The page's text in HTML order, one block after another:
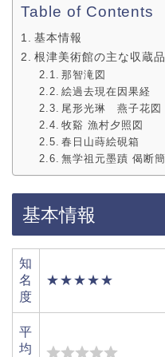
Table of Contents
基本情報
根津美術館の主な収蔵品
那智滝図
絵過去現在因果経
尾形光琳 燕子花図
牧谿 漁村夕照図
春日山蒔絵硯箱
無学祖元墨蹟 偈断簡
基本情報
知
名
度
★★★★★
平
均